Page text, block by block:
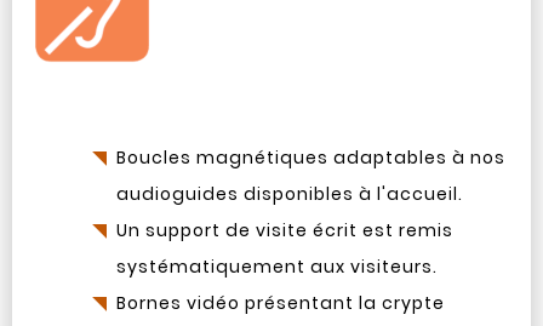
Boucles magnétiques adaptables à nos
audioguides disponibles à l'accueil.
Un support de visite écrit est remis
systématiquement aux visiteurs.
Bornes vidéo présentant la crypte